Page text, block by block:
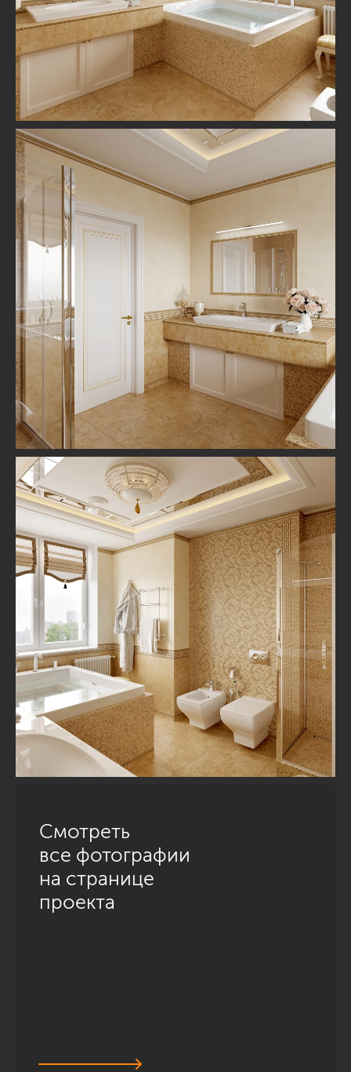
Смотреть
все фотографии
на странице
проекта